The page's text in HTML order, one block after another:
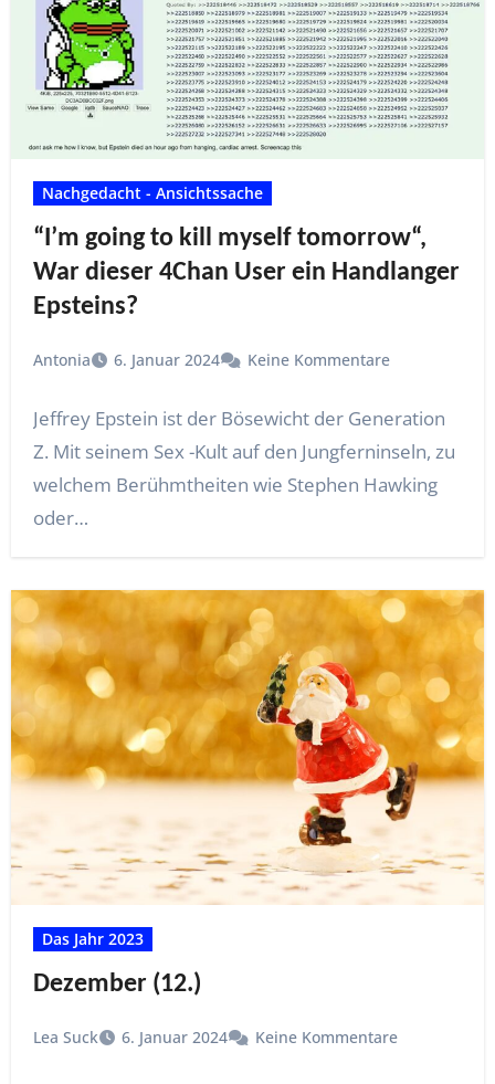
Nachgedacht - Ansichtssache
“I’m going to kill myself tomorrow“,
War dieser 4Chan User ein Handlanger
Epsteins?
Antonia 6. Januar 2024 Keine Kommentare
Jeffrey Epstein ist der Bösewicht der Generation
Z. Mit seinem Sex -Kult auf den Jungferninseln, zu
welchem Berühmtheiten wie Stephen Hawking
oder…
Das Jahr 2023
Dezember (12.)
Lea Suck 6. Januar 2024 Keine Kommentare